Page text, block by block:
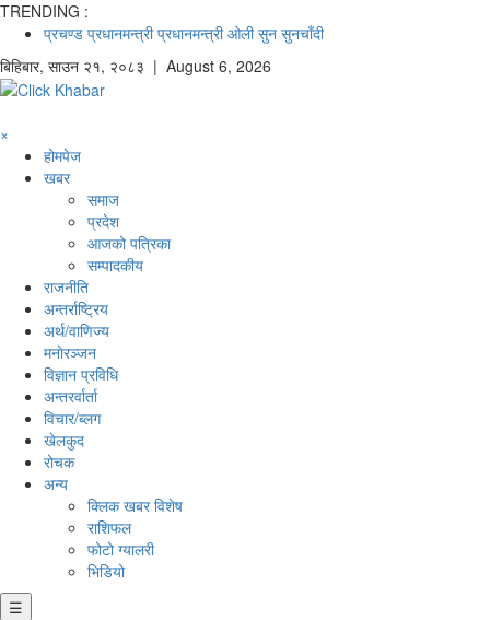
TRENDING :
प्रचण्ड प्रधानमन्त्री प्रधानमन्त्री ओली सुन सुनचाँदी
बिहिबार, साउन २१, २०८३ | August 6, 2026
×
होमपेज
खबर
समाज
प्रदेश
आजको पत्रिका
सम्पादकीय
राजनीति
अन्तर्राष्ट्रिय
अर्थ/वाणिज्य
मनाेरञ्जन
विज्ञान प्रविधि
अन्तरर्वार्ता
विचार/ब्लग
खेलकुद
रोचक
अन्य
क्लिक खबर विशेष
राशिफल
फोटो ग्यालरी
भिडियो
☰